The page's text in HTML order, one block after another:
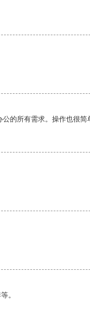
的所有需求。操作也很简
。